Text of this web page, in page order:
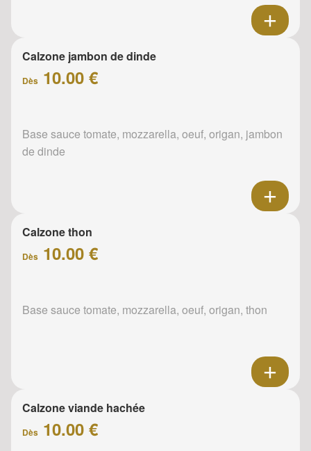
Calzone jambon de dinde
Dès 10.00 €
Base sauce tomate, mozzarella, oeuf, origan, jambon
de dinde
Calzone thon
Dès 10.00 €
Base sauce tomate, mozzarella, oeuf, origan, thon
Calzone viande hachée
Dès 10.00 €